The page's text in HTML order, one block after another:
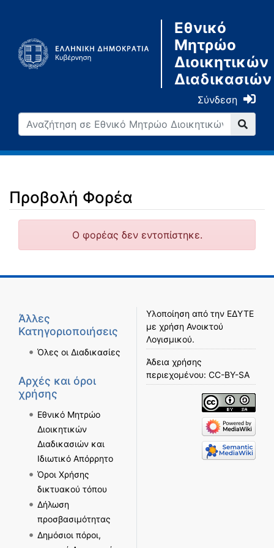
Εθνικό
Μητρώο
Διοικητικών
Διαδικασιών
Σύνδεση
Προβολή Φορέα
Ο φορέας δεν εντοπίστηκε.
Άλλες
Κατηγοριοποιήσεις
Όλες οι Διαδικασίες
Αρχές και όροι
χρήσης
Εθνικό Μητρώο
Διοικητικών
Διαδικασιών και
Ιδιωτικό Απόρρητο
Όροι Χρήσης
δικτυακού τόπου
Δήλωση
προσβασιμότητας
Δημόσιοι πόροι,
Υλοποίηση από την ΕΔΥΤΕ
με χρήση Ανοικτού
Λογισμικού.
Άδεια χρήσης
περιεχομένου: CC-BY-SA